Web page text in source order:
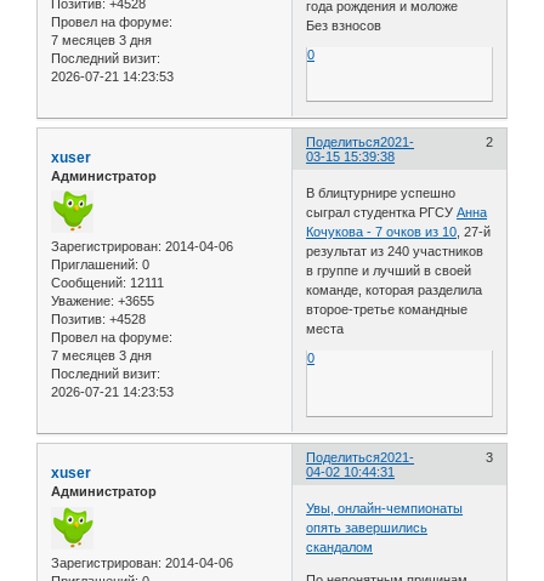
Позитив: +4528
Провел на форуме:
7 месяцев 3 дня
Последний визит:
2026-07-21 14:23:53
года рождения и моложе
Без взносов
0
Поделиться 2
2021-
03-15 15:39:38
xuser
Администратор
Зарегистрирован: 2014-04-06
Приглашений: 0
Сообщений: 12111
Уважение: +3655
Позитив: +4528
Провел на форуме:
7 месяцев 3 дня
Последний визит:
2026-07-21 14:23:53
В блицтурнире успешно
сыграл студентка РГСУАнна
Кочукова - 7 очков из 10 , 27-й
результат из 240 участников
в группе и лучший в своей
команде, которая разделила
второе-третье командные
места
0
Поделиться 3
2021-
04-02 10:44:31
xuser
Администратор
Зарегистрирован: 2014-04-06
Увы, онлайн-чемпионаты
опять завершились
скандалом